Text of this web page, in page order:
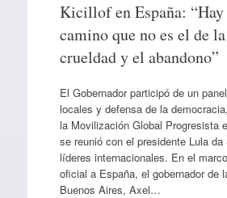
Kicillof en España:
camino que no es el de
crueldad y el abandono”
El Gobernador participó de un
locales y defensa de la
la Movilización Global Progresista
se reunió con el presidente Lula
líderes internacionales. En el
oficial a España, el gobernador de
Buenos Aires, Axel…